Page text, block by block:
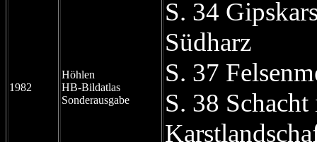
1982
Höhlen
HB-Bildatlas
Sonderausgabe
S. 34
Südharz
S. 37
S. 38